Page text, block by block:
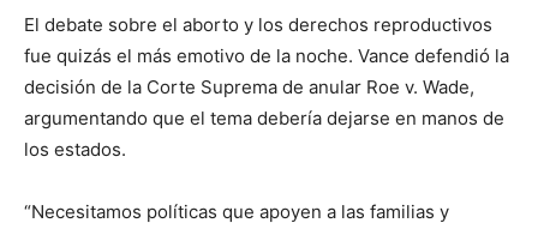
El debate sobre el aborto y los derechos reproductivos
fue quizás el más emotivo de la noche. Vance defendió la
decisión de la Corte Suprema de anular Roe v. Wade,
argumentando que el tema debería dejarse en manos de
los estados.
“Necesitamos políticas que apoyen a las familias y